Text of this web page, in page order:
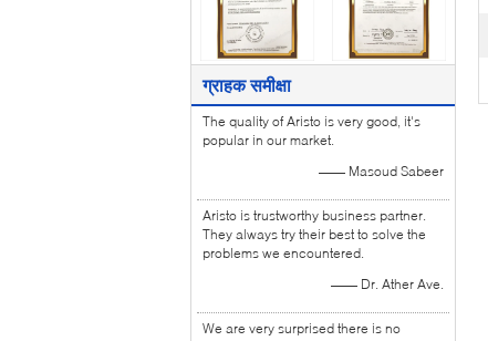
ग्राहक समीक्षा
The quality of Aristo is very good, it's
popular in our market.
—— Masoud Sabeer
Aristo is trustworthy business partner.
They always try their best to solve the
problems we encountered.
—— Dr. Ather Ave.
We are very surprised there is no